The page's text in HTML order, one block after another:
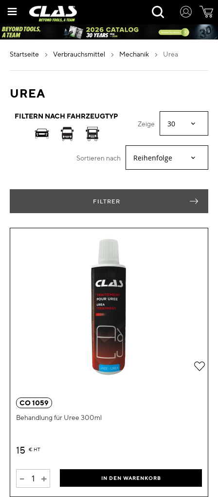
Inhalt
Rechercher
startseite verbrauchsmittel mechanik urea
UREA
FILTERN NACH FAHRZEUGTYP
Zeige
Sortieren nach
FILTRER
CO 1059
Behandlung für Uree 300ml
15 € HT
- + IN DEN WARENKORB
Zur